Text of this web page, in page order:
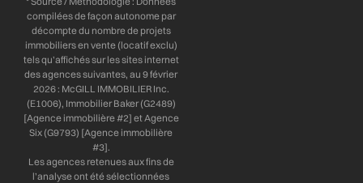
compilées de façon autonome par
décompte du nombre de projets
immobiliers en vente (locatif exclu)
tels qu’affichés sur les sites internet
des agences suivantes, au 9 février
2026 : McGILL IMMOBILIER Inc.
(E1006), Immobilier Baker (G2489)
[Agence immobilière #2] et Agence
Six (G9793) [Agence immobilière
#3].
Les agences retenues aux fins de
l’analyse ont été sélectionnées